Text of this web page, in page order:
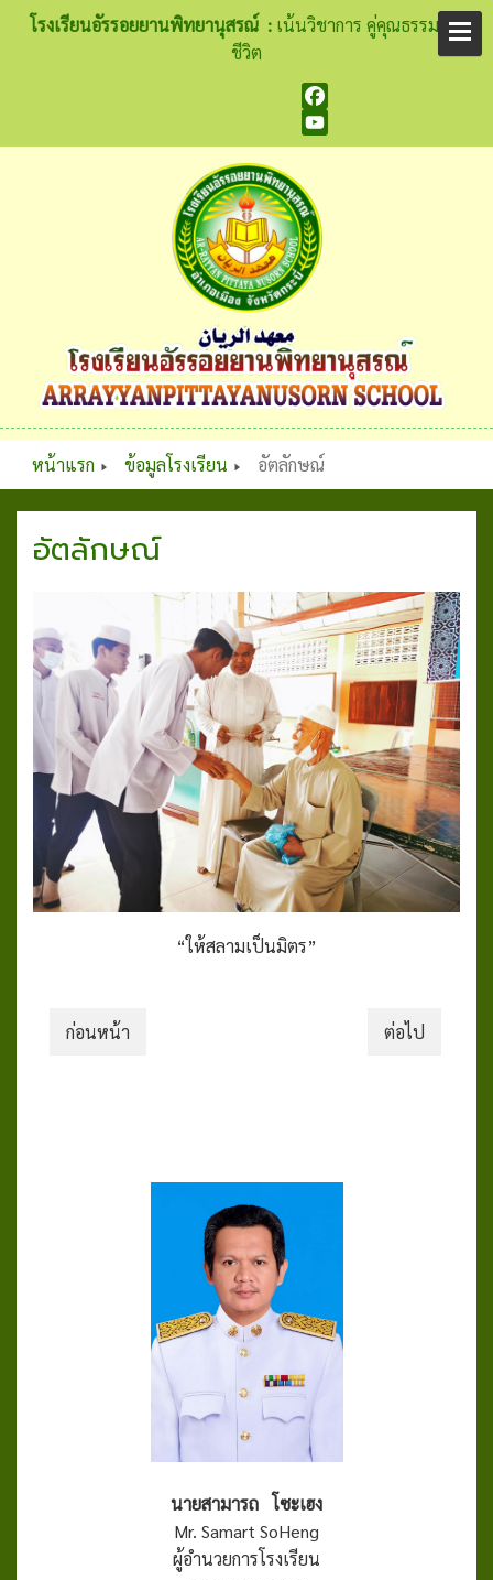
โรงเรียนอัรรอยยานพิทยานุสรณ์ :เน้นวิชาการ คู่คุณธรรม นำ
ชีวิต
Facebook
YouTube
หน้าแรก ข้อมูลโรงเรียน อัตลักษณ์
อัตลักษณ์
“ให้สลามเป็นมิตร”
ก่อนหน้า ต่อไป
นายสามารถ โซะเฮง
Mr. Samart SoHeng
ผู้อำนวยการโรงเรียน